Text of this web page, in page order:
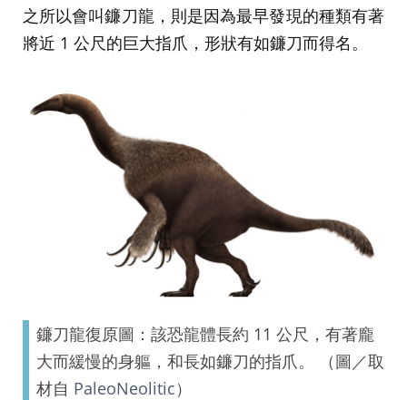
之所以會叫鐮刀龍，則是因為最早發現的種類有著
將近 1 公尺的巨大指爪，形狀有如鐮刀而得名。
鐮刀龍復原圖：該恐龍體長約 11 公尺，有著龐
大而緩慢的身軀，和長如鐮刀的指爪。 （圖／取
材自 PaleoNeolitic）